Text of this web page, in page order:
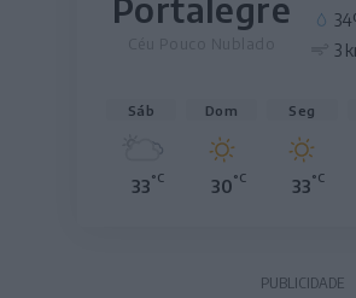
3
Sáb
33°C
Dom
30°C
Seg
33°C
PUBLICIDADE